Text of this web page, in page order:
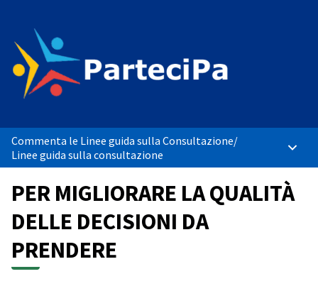
Commenta le Linee guida sulla Consultazione/
Linee guida sulla consultazione
PER MIGLIORARE LA QUALITÀ
DELLE DECISIONI DA
PRENDERE